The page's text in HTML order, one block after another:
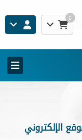
0
الإلكتروني